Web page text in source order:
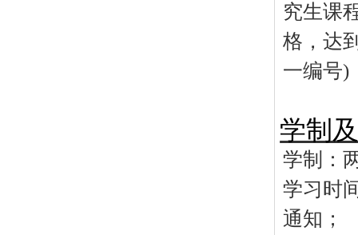
究生课
格，达
一编号)
学制
学制：
学习时
通知；